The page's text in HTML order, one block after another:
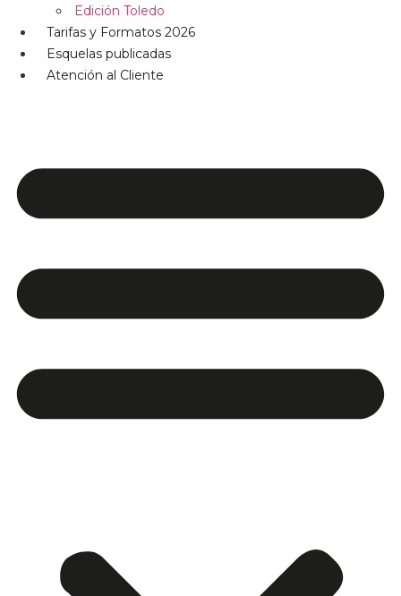
Edición Toledo
Tarifas y Formatos 2026
Esquelas publicadas
Atención al Cliente